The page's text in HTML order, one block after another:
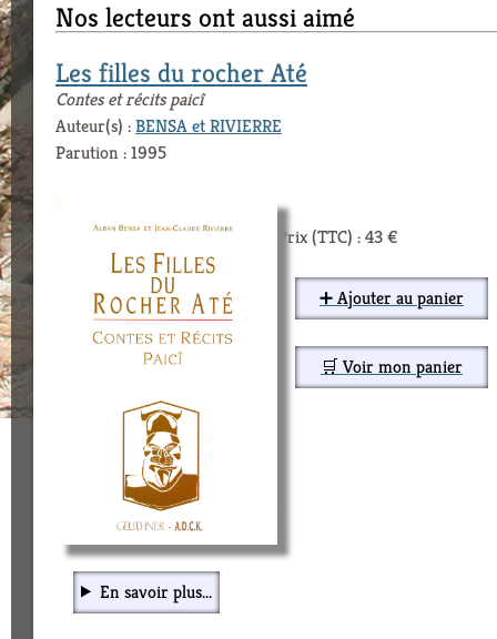
Nos lecteurs ont aussi aimé
Les filles du rocher Até
Contes et récits paicî
Auteur(s) :BENSA et RIVIERRE
Parution : 1995
Prix (TTC) : 43 €
➕ Ajouter au panier
🛒 Voir mon panier
En savoir plus...